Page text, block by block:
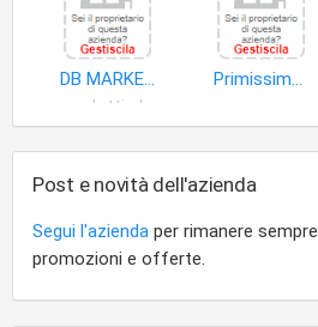
DB MARKET SRL
Primissima Soc.Coop. a R.L
Post e novità dell'azienda
Segui l'azienda per rimanere
promozioni e offerte.